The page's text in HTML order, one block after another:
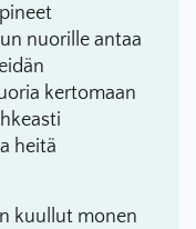
nuorille antaa
kertomaan
heitä
kuullut monen